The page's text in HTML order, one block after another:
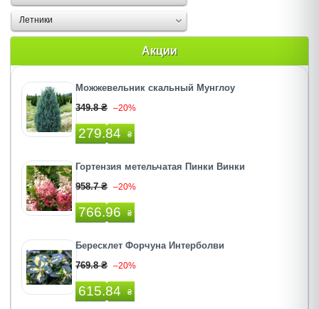
Летники
Акции
Можжевельник скальный Мунглоу
349.8 ₴ –20%
279.84 ₴
Гортензия метельчатая Пинки Винки
958.7 ₴ –20%
766.96 ₴
Бересклет Форчуна Интерболви
769.8 ₴ –20%
615.84 ₴